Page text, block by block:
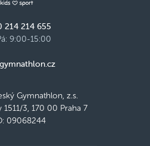
214 214 655
9:00-15:00
Gymnathlon, z.s.
1511/3, 170 00 Praha 7
09068244